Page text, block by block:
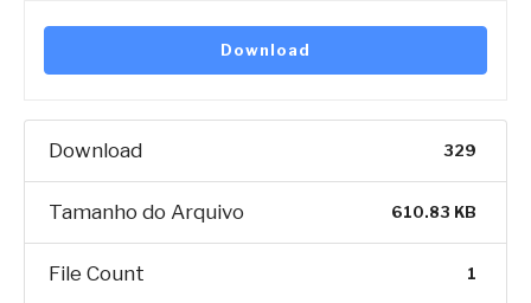
Download
Download 329
Tamanho do Arquivo 610.83 KB
File Count 1